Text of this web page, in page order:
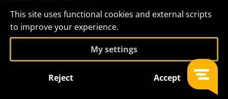
This site uses functional cookies and external scripts
to improve your experience.
My settings
Reject Accept
Śledź nas na
©2026 - HACO parts bv - Wszelkie prawa zastrzeżone